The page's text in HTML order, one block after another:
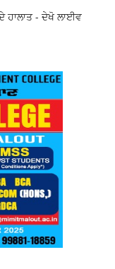
ਹਾਲਾਤ - ਦੇਖੋ ਲਾਈਵ